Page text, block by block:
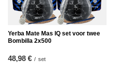
Yerba Mate Mas IQ set voor twee
Bombilla 2x500
48,98 € / set